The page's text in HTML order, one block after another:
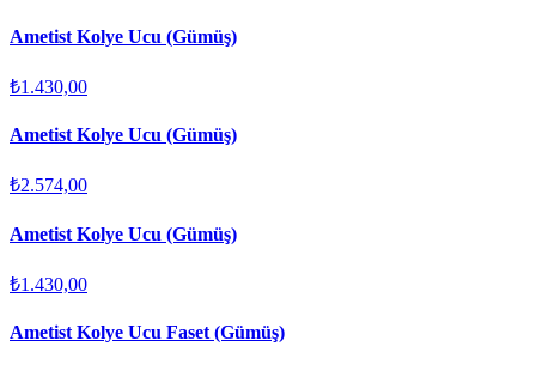
Ametist Kolye Ucu (Gümüş)
₺1.430,00
Ametist Kolye Ucu (Gümüş)
₺2.574,00
Ametist Kolye Ucu (Gümüş)
₺1.430,00
Ametist Kolye Ucu Faset (Gümüş)